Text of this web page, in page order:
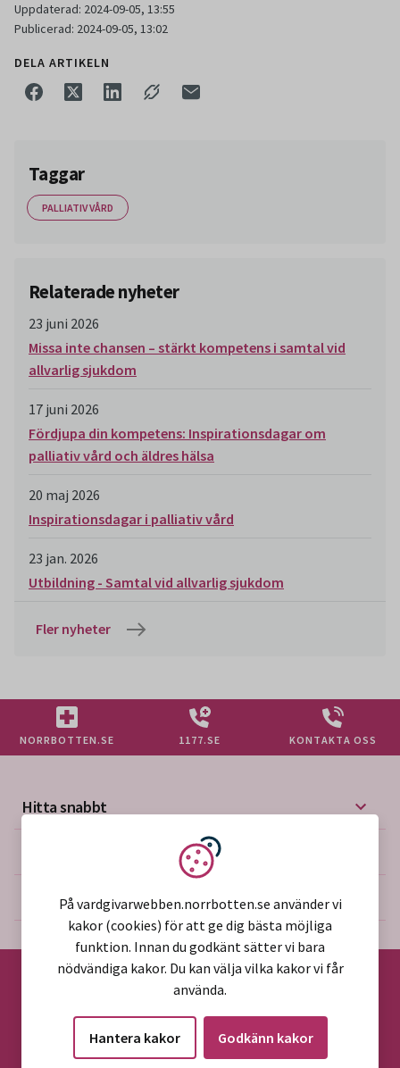
Uppdaterad: 2024-09-05, 13:55
Publicerad: 2024-09-05, 13:02
DELA ARTIKELN
Taggar
PALLIATIV VÅRD
Relaterade nyheter
23 juni 2026
Missa inte chansen – stärkt kompetens i samtal vid
allvarlig sjukdom
17 juni 2026
Fördjupa din kompetens: Inspirationsdagar om
palliativ vård och äldres hälsa
20 maj 2026
Inspirationsdagar i palliativ vård
23 jan. 2026
Utbildning - Samtal vid allvarlig sjukdom
Fler nyheter
NORRBOTTEN.SE 1177.SE KONTAKTA OSS
Hitta snabbt
Mer på vårdgivarwebben
Om webbplatsen
©2026 Region Norrbotten
Vi använder kakor
På vardgivarwebben.norrbotten.se använder vi
kakor (cookies) för att ge dig bästa möjliga
funktion. Innan du godkänt sätter vi bara
nödvändiga kakor. Du kan välja vilka kakor vi får
använda.
Hantera kakor Godkänn kakor